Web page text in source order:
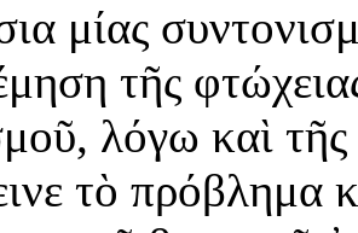
μίας
τῆς
λόγω καὶ
τὸ πρόβλημα